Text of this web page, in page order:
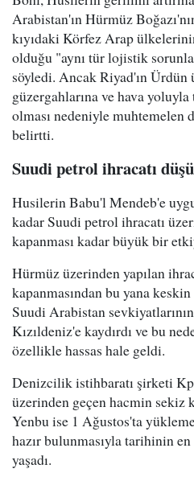
Arabistan'ın Hürmüz
kıyıdaki Körfez Arap
olduğu "aynı tür lojistik
söyledi. Ancak Riyad'ın Ürdün
güzergahlarına ve hava
olması nedeniyle muhtemelen
belirtti.
Suudi petrol ihracatı
Husilerin Babu'l Mendeb'e
kadar Suudi petrol ihracatı
kapanması kadar büyük bir
Hürmüz üzerinden yapılan
kapanmasından bu yana
Suudi Arabistan
Kızıldeniz'e kaydırdı ve bu
özellikle hassas hale geldi.
Denizcilik istihbaratı şirketi
üzerinden geçen hacmin sekiz
Yenbu ise 1 Ağustos'ta
hazır bulunmasıyla tarihinin
yaşadı.